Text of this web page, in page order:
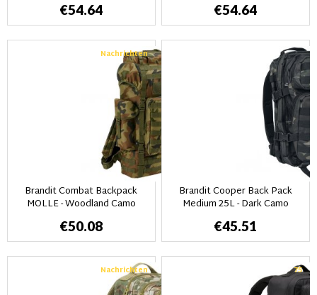
€54.64 €54.64
Nachrichten
Brandit Combat Backpack
MOLLE - Woodland Camo
€50.08
Brandit Cooper Back Pack
Medium 25L - Dark Camo
€45.51
Nachrichten 75